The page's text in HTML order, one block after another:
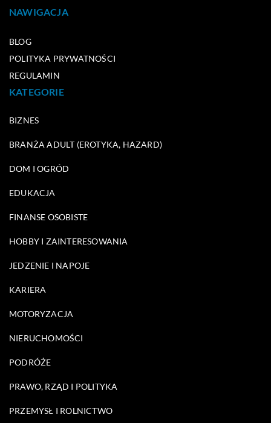
NAWIGACJA
BLOG
POLITYKA PRYWATNOŚCI
REGULAMIN
KATEGORIE
BIZNES
BRANŻA ADULT (EROTYKA, HAZARD)
DOM I OGRÓD
EDUKACJA
FINANSE OSOBISTE
HOBBY I ZAINTERESOWANIA
JEDZENIE I NAPOJE
KARIERA
MOTORYZACJA
NIERUCHOMOŚCI
PODRÓŻE
PRAWO, RZĄD I POLITYKA
PRZEMYSŁ I ROLNICTWO